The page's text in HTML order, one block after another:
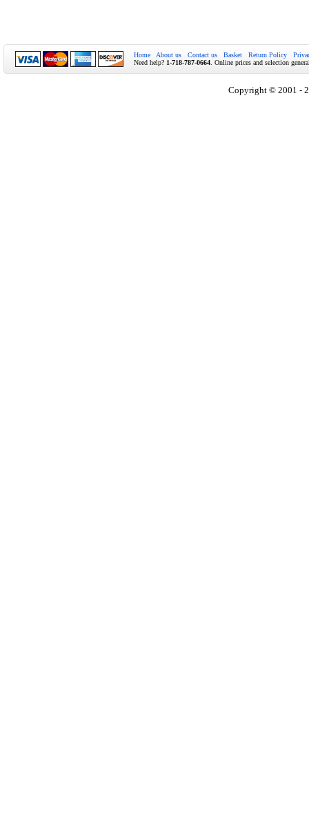
Home About us Contact us Basket Return Policy
Need help? 1-718-787-0664 . Online prices and selection
Copyright © 2001 -